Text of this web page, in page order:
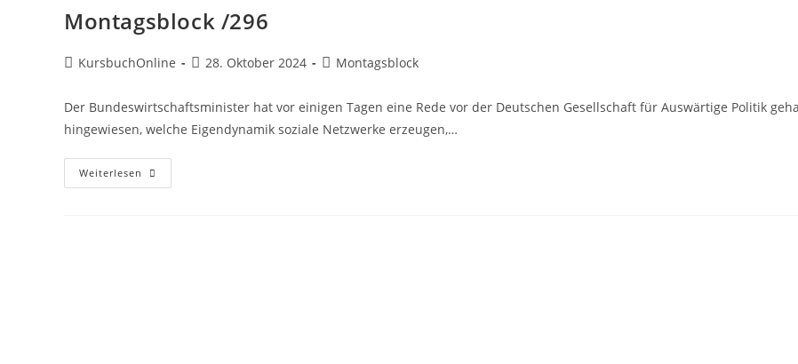
Montagsblock /296
KursbuchOnline 28. Oktober 2024 Montagsblock
Der Bundeswirtschaftsminister hat vor einigen Tagen eine Rede vor der Deutschen Gesellschaft für Auswärtige Politik
hingewiesen, welche Eigendynamik soziale Netzwerke erzeugen,…
Weiterlesen